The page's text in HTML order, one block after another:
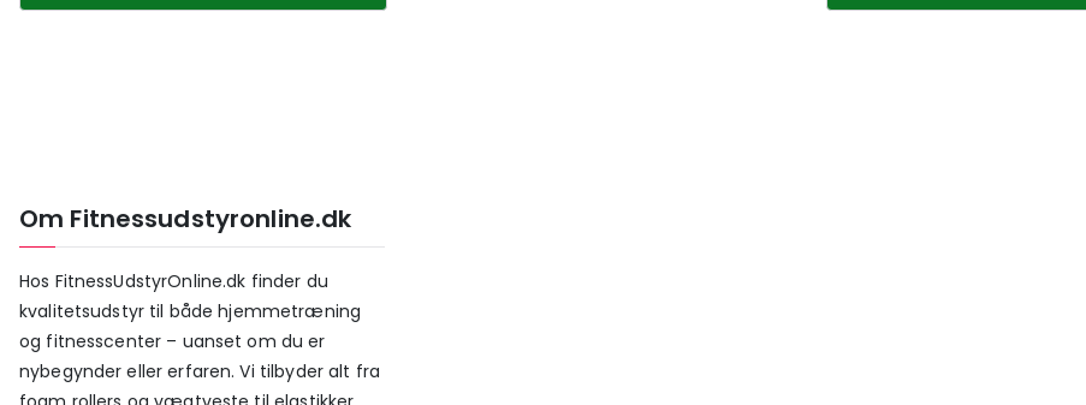
Om Fitnessudstyronline.dk
Hos FitnessUdstyrOnline.dk finder du
kvalitetsudstyr til både hjemmetræning
og fitnesscenter – uanset om du er
nybegynder eller erfaren. Vi tilbyder alt fra